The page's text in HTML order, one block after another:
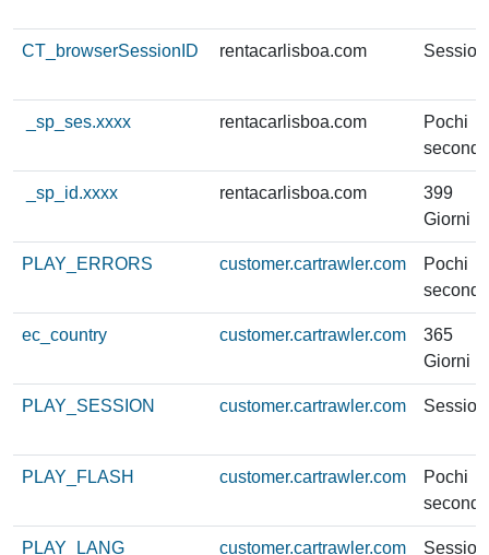
CT_browserSessionID rentacarlisboa.com
_sp_ses.xxxx rentacarlisboa.com
Pochi
secondi
_sp_id.xxxx rentacarlisboa.com
399
Giorni
PLAY_ERRORS customer.cartrawler.com
Pochi
secondi
ec_country customer.cartrawler.com
365
Giorni
PLAY_SESSION customer.cartrawler.com
PLAY_FLASH customer.cartrawler.com
Pochi
secondi
PLAY_LANG customer.cartrawler.com